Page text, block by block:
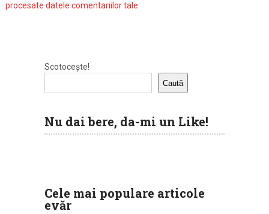
procesate datele comentariilor tale.
Scotocește!
Caută
Nu dai bere, da-mi un Like!
Cele mai populare articole
evăr